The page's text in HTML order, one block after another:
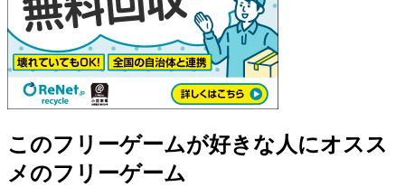
このフリーゲームが好きな人にオスス
メのフリーゲーム